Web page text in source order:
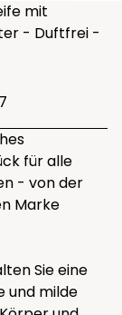
mit
- Duftfrei -
für alle
- von der
Marke
Sie eine
und milde